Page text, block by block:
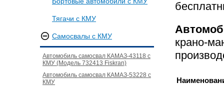
Тягачи с КМУ
Самосвалы с КМУ
Автомобиль самосвал КАМАЗ-43118 с
КМУ (Модель 732413 Fiskran)
Автомобиль самосвал КАМАЗ-53228 с
КМУ